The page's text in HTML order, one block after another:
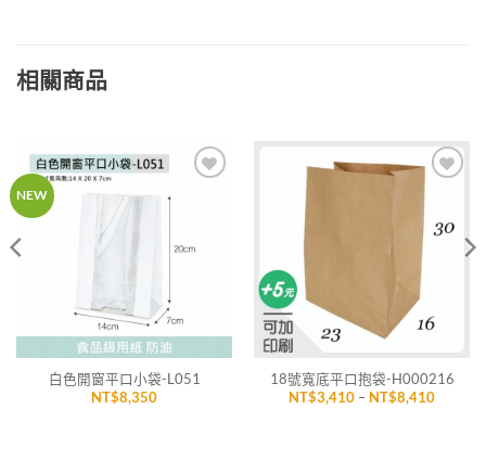
相關商品
NEW
白色開窗平口小袋-L051
NT$8,350
望清
單」
18號寬底平口抱袋-H000216
NT$3,410 – NT$8,410價